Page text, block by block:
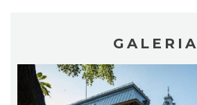
GALERIA